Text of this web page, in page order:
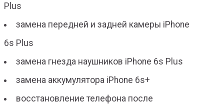
Plus
замена передней и задней камеры iPhone
6s Plus
замена гнезда наушников iPhone 6s Plus
замена аккумулятора iPhone 6s+
восстановление телефона после